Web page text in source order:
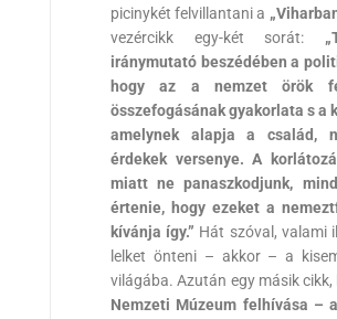
picinykét felvillantani a
vezércikk egy-két sorát:
iránymutató beszédében a
hogy az a nemzet örök
összefogásának gyakorlata s a
amelynek alapja a család,
érdekek versenye. A
miatt ne panaszkodjunk,
értenie, hogy ezeket a
kívánja így.” Hát szóval, valami
lelket önteni – akkor – a
világába. Azután egy másik
Nemzeti Múzeum felhívása –